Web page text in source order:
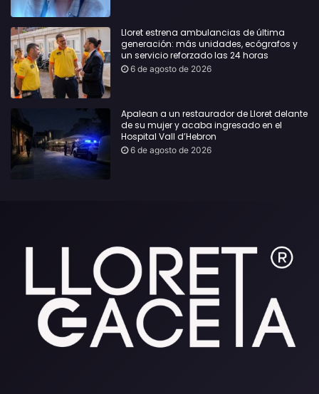
Lloret estrena ambulancias de última
generación: más unidades, ecógrafos y
un servicio reforzado las 24 horas
6 de agosto de 2026
Apalean a un restaurador de Lloret delante
de su mujer y acaba ingresado en el
Hospital Vall d’Hebron
6 de agosto de 2026